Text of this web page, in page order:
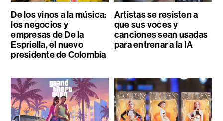
De los vinos a la música:
los negocios y
empresas de De la
Espriella, el nuevo
presidente de Colombia
Artistas se resisten a
que sus voces y
canciones sean usadas
para entrenar a la IA